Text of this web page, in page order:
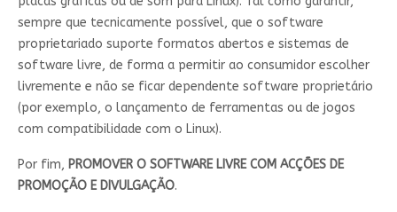
sempre que tecnicamente possível, que o software
proprietariado suporte formatos abertos e sistemas de
software livre, de forma a permitir ao consumidor escolher
livremente e não se ficar dependente software proprietário
(por exemplo, o lançamento de ferramentas ou de jogos
com compatibilidade com o Linux).
Por fim, PROMOVER O SOFTWARE LIVRE COM ACÇÕES DE
PROMOÇÃO E DIVULGAÇÃO.